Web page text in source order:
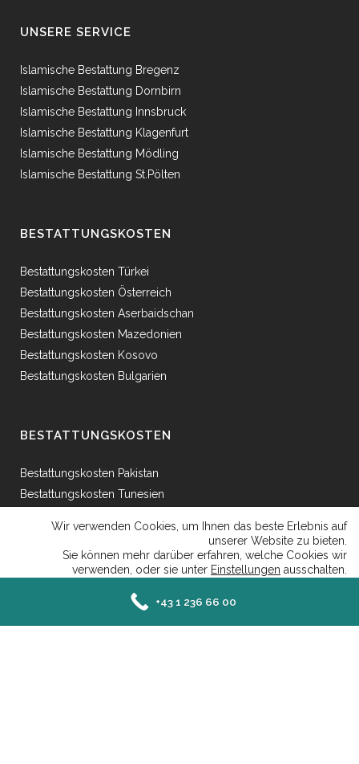
UNSERE SERVICE
Islamische Bestattung Bregenz
Islamische Bestattung Dornbirn
Islamische Bestattung Innsbruck
Islamische Bestattung Klagenfurt
Islamische Bestattung Mödling
Islamische Bestattung St.Pölten
BESTATTUNGSKOSTEN
Bestattungskosten Türkei
Bestattungskosten Österreich
Bestattungskosten Aserbaidschan
Bestattungskosten Mazedonien
Bestattungskosten Kosovo
Bestattungskosten Bulgarien
BESTATTUNGSKOSTEN
Bestattungskosten Pakistan
Bestattungskosten Tunesien
Bestattungskosten Griechenland
Bestattungskosten Bosnien
Bestattungskosten Afganhistan
Wir verwenden Cookies, um Ihnen das beste Erlebnis auf
unserer Website zu bieten.
Sie können mehr darüber erfahren, welche Cookies wir
verwenden, oder sie unter Einstellungen ausschalten.
Ablehnen Einstellungen
+43 1 236 66 00